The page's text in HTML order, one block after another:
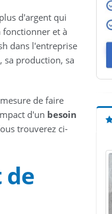
d'argent qui
fonctionner et à
dans l'entreprise
sa production, sa
de faire
d'un besoin
trouverez ci-